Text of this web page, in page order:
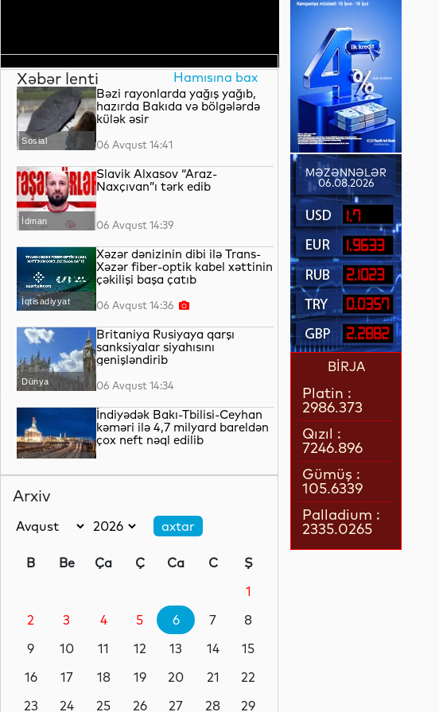
Xəbər lenti Hamısına bax
Sosial
Bəzi rayonlarda yağış yağıb,
hazırda Bakıda və bölgələrdə
külək əsir
06 Avqust 14:41
İdman
Slavik Alxasov “Araz-
Naxçıvan”ı tərk edib
06 Avqust 14:39
İqtisadiyyat
Xəzər dənizinin dibi ilə Trans-
Xəzər fiber-optik kabel xəttinin
çəkilişi başa çatıb
06 Avqust 14:36
Dünya
Britaniya Rusiyaya qarşı
sanksiyalar siyahısını
genişləndirib
06 Avqust 14:34
İqtisadiyyat
İndiyədək Bakı-Tbilisi-Ceyhan
kəməri ilə 4,7 milyard bareldən
çox neft nəql edilib
aparıblar
İqtisadiyyat
keçməklə Gürcüstandan İrana
gedən nəqliyyat vasitəsində
narkotik aşkarlanıb
06 Avqust 13:46
Dünya
“Meta”nın süni intellekti test
sisteminə daxil olub
06 Avqust 13:42
Arxiv
B Be Ça Ç Ca C
Ş
1
2
3 4 5 6 7
8
9
10 11 12 13 14
15
16
17 18 19 20 21
22
23
24 25 26 27 28
29
MƏZƏNNƏLƏR
06.08.2026
1.7
1.9633
2.1023
0.0357
2.2882
BİRJA
Platin :
2986.373
Qızıl :
7246.896
Gümüş :
105.6339
Palladium :
2335.0265